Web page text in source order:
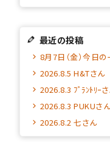
最近の投稿
8月7日（金）今日の
2026.8.5 H&Tさん
2026.8.3 ﾌﾟﾗﾝﾄﾘｰ
2026.8.3 PUKUさ
2026.8.2 七さん